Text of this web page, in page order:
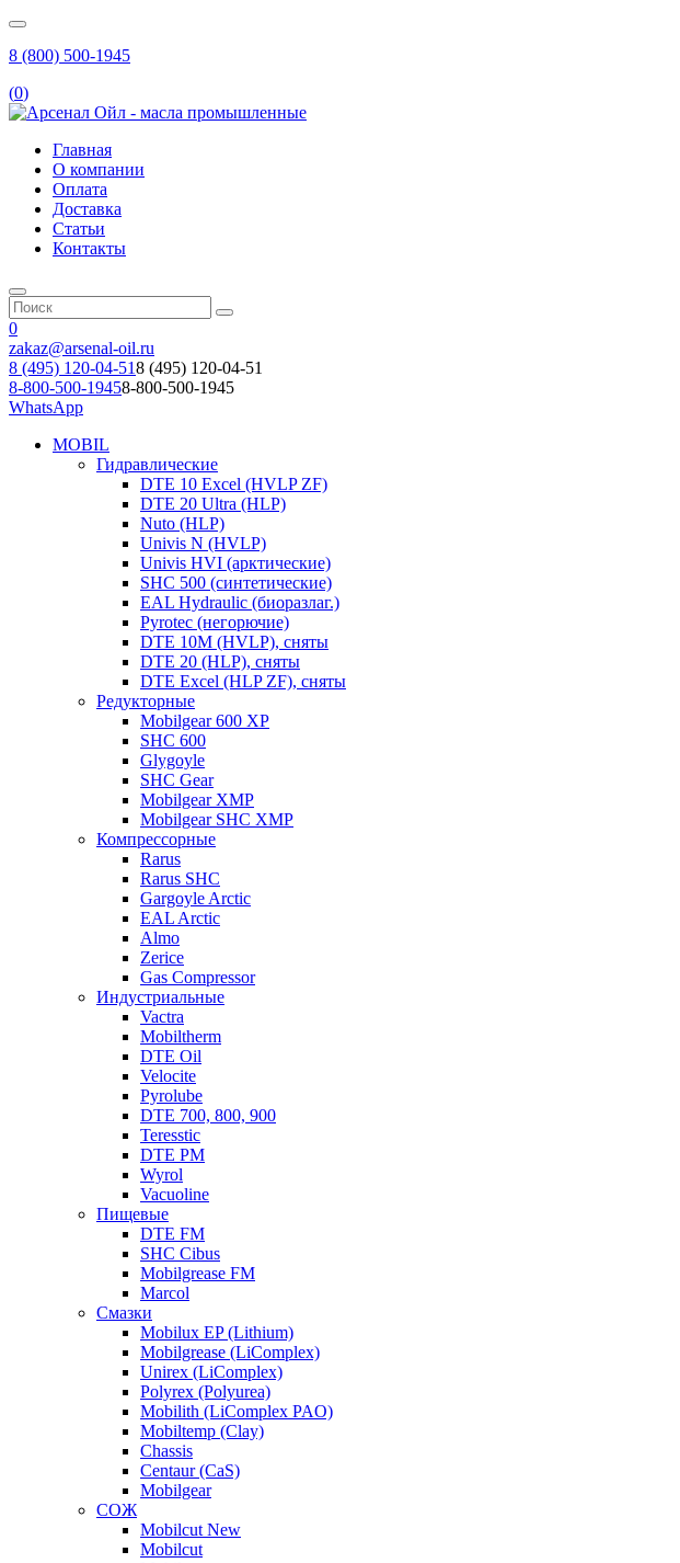
8 (800) 500-1945
(0)
Главная
О компании
Оплата
Доставка
Статьи
Контакты
0
zakaz@arsenal-oil.ru
8 (495) 120-04-518 (495) 120-04-51
8-800-500-19458-800-500-1945
WhatsApp
MOBIL
Гидравлические
DTE 10 Excel (HVLP ZF)
DTE 20 Ultra (HLP)
Nuto (HLP)
Univis N (HVLP)
Univis HVI (арктические)
SHC 500 (синтетические)
EAL Hydraulic (биоразлаг.)
Pyrotec (негорючие)
DTE 10M (HVLP), сняты
DTE 20 (HLP), сняты
DTE Excel (HLP ZF), сняты
Редукторные
Mobilgear 600 XP
SHC 600
Glygoyle
SHC Gear
Mobilgear XMP
Mobilgear SHC XMP
Компрессорные
Rarus
Rarus SHC
Gargoyle Arctic
EAL Arctic
Almo
Zerice
Gas Compressor
Индустриальные
Vactra
Mobiltherm
DTE Oil
Velocite
Pyrolube
DTE 700, 800, 900
Teresstic
DTE PM
Wyrol
Vacuoline
Пищевые
DTE FM
SHC Cibus
Mobilgrease FM
Marcol
Смазки
Mobilux EP (Lithium)
Mobilgrease (LiComplex)
Unirex (LiComplex)
Polyrex (Polyurea)
Mobilith (LiComplex PAO)
Mobiltemp (Clay)
Chassis
Centaur (CaS)
Mobilgear
СОЖ
Mobilcut New
Mobilcut